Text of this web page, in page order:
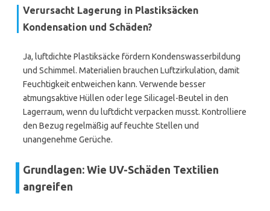
Verursacht Lagerung in Plastiksäcken
Kondensation und Schäden?
Ja, luftdichte Plastiksäcke fördern Kondenswasserbildung
und Schimmel. Materialien brauchen Luftzirkulation, damit
Feuchtigkeit entweichen kann. Verwende besser
atmungsaktive Hüllen oder lege Silicagel-Beutel in den
Lagerraum, wenn du luftdicht verpacken musst. Kontrolliere
den Bezug regelmäßig auf feuchte Stellen und
unangenehme Gerüche.
Grundlagen: Wie UV-Schäden Textilien
angreifen